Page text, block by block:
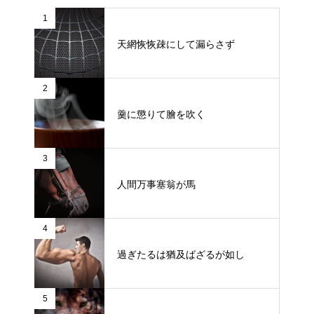
1
天網恢恢疎にして漏らさず
2
羹に懲りて膾を吹く
3
人間万事塞翁が馬
4
過ぎたるは猶及ばざるが如し
5